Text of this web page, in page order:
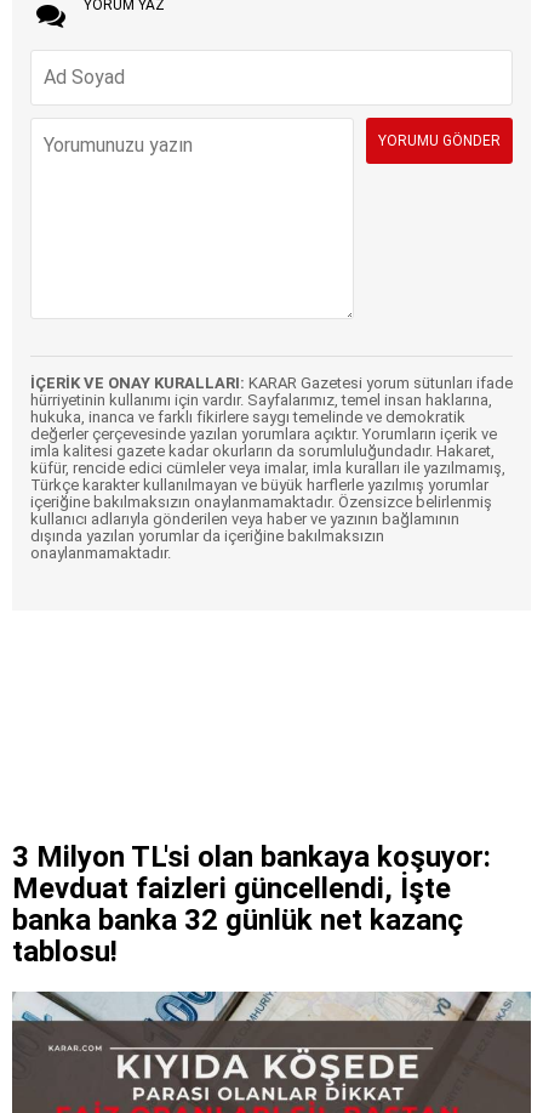
YORUM YAZ
İÇERİK VE ONAY KURALLARI: KARAR Gazetesi yorum sütunları ifade
hürriyetinin kullanımı için vardır. Sayfalarımız, temel insan haklarına,
hukuka, inanca ve farklı fikirlere saygı temelinde ve demokratik
değerler çerçevesinde yazılan yorumlara açıktır. Yorumların içerik ve
imla kalitesi gazete kadar okurların da sorumluluğundadır. Hakaret,
küfür, rencide edici cümleler veya imalar, imla kuralları ile yazılmamış,
Türkçe karakter kullanılmayan ve büyük harflerle yazılmış yorumlar
içeriğine bakılmaksızın onaylanmamaktadır. Özensizce belirlenmiş
kullanıcı adlarıyla gönderilen veya haber ve yazının bağlamının
dışında yazılan yorumlar da içeriğine bakılmaksızın
onaylanmamaktadır.
3 Milyon TL'si olan bankaya koşuyor:
Mevduat faizleri güncellendi, İşte
banka banka 32 günlük net kazanç
tablosu!